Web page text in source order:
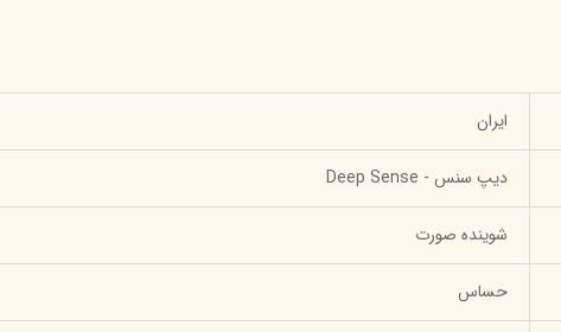
ایران
دیپ سنس - Deep Sense
شوینده صورت
حساس